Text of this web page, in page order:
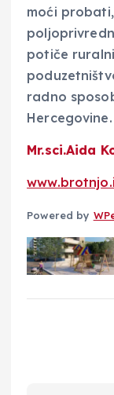
moći
potiče
radno
Hercegovine.
Mr.sci.Aida
Powered by